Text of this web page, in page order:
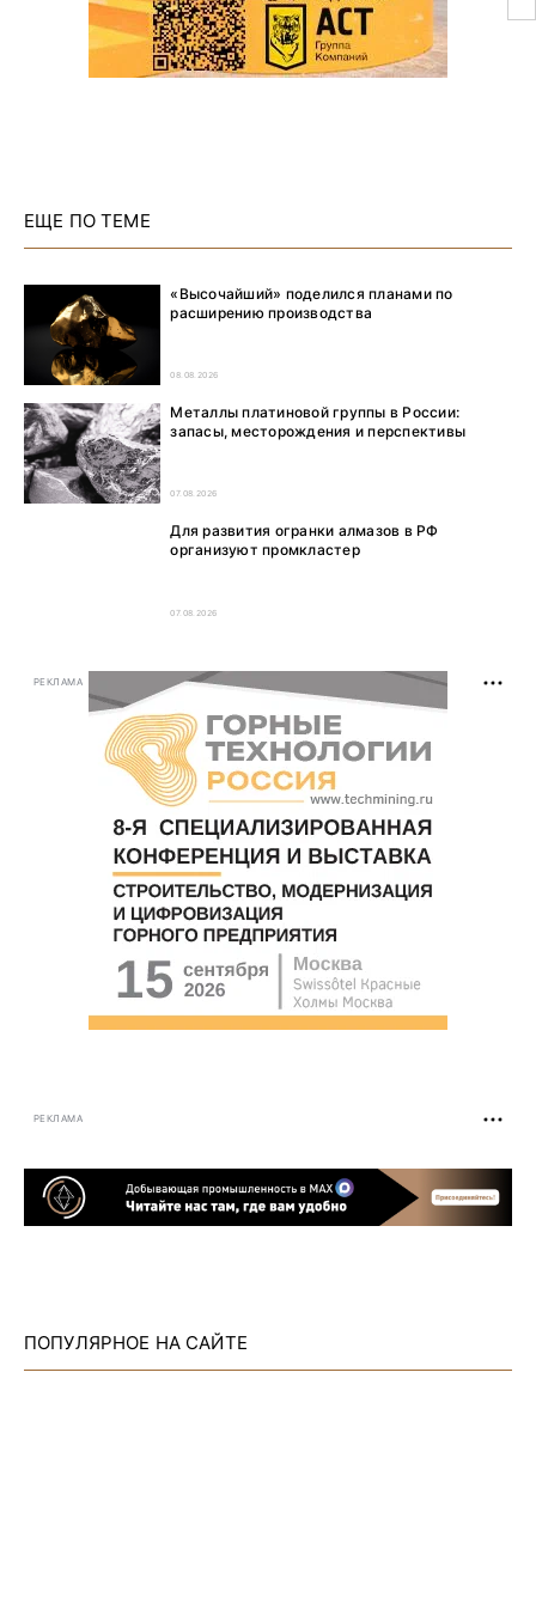
ЕЩЕ ПО ТЕМЕ
«Высочайший» поделился планами по
расширению производства
08.08.2026
Металлы платиновой группы в России:
запасы, месторождения и перспективы
07.08.2026
Для развития огранки алмазов в РФ
организуют промкластер
07.08.2026
РЕКЛАМА
РЕКЛАМА
ПОПУЛЯРНОЕ НА САЙТЕ